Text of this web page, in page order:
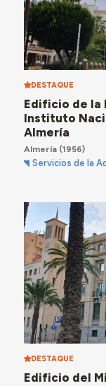
DESTAQUE
Edificio de la
Instituto
Almería
Almería(1956)
Servicios de la
DESTAQUE
Edificio del